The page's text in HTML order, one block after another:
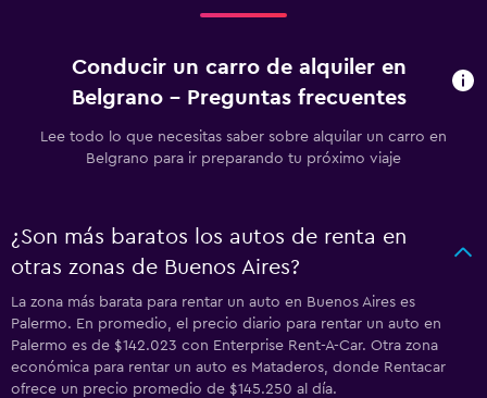
Conducir un carro de alquiler en
Belgrano - Preguntas frecuentes
Lee todo lo que necesitas saber sobre alquilar un carro en
Belgrano para ir preparando tu próximo viaje
¿Son más baratos los autos de renta en
otras zonas de Buenos Aires?
La zona más barata para rentar un auto en Buenos Aires es
Palermo. En promedio, el precio diario para rentar un auto en
Palermo es de $142.023 con Enterprise Rent-A-Car. Otra zona
económica para rentar un auto es Mataderos, donde Rentacar
ofrece un precio promedio de $145.250 al día.